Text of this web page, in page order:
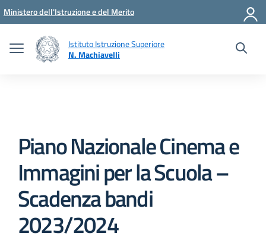
Vai ai contenuti
Vai al menu di navigazione
Vai al footer
Ministero dell'Istruzione e del Merito
Istituto Istruzione Superiore
N. Machiavelli
Piano Nazionale Cinema e
Immagini per la Scuola –
Scadenza bandi
2023/2024